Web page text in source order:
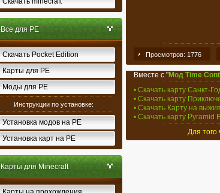
Все для PE
Скачать Pocket Edition
Карты для PE
Моды для PE
Инструкции по установке:
Установка модов на PE
Установка карт на PE
Карты для Minecraft
Просмотров: 1776
Вместе с "Мод Time
• Скачать карту Санкт-
• Скачать карту
• Скачать Карту на
• Скачать карту Pyramid
Для того